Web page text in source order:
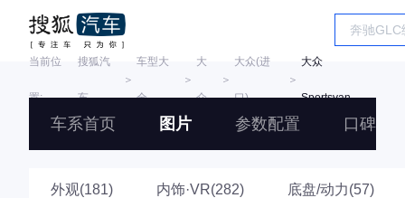
当前位
置:
搜狐汽
车
＞
车型大
全
＞
大
众
＞
大众(进
口)
＞
大众
Sportsvan
车系首页 图片 参数配置 口碑
外观(181) 内饰·VR(282) 底盘/动力(57)